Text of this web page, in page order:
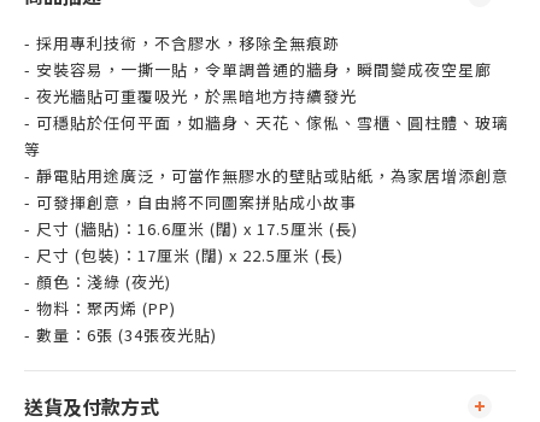
- 採用專利技術，不含膠水，移除全無痕跡
- 安裝容易，一撕一貼，令單調普通的牆身，瞬間變成夜空星廊
- 夜光牆貼可重覆吸光，於黑暗地方持續發光
- 可穩貼於任何平面，如牆身、天花、傢俬、雪櫃、圓柱體、玻璃
等
- 靜電貼用途廣泛，可當作無膠水的壁貼或貼紙，為家居增添創意
- 可發揮創意，自由將不同圖案拼貼成小故事
- 尺寸 (牆貼)：16.6厘米 (闊) x 17.5厘米 (長)
- 尺寸 (包裝)：17厘米 (闊) x 22.5厘米 (長)
- 顏色：淺綠 (夜光)
- 物料：聚丙烯 (PP)
- 數量：6張 (34張夜光貼)
送貨及付款方式